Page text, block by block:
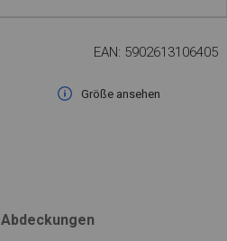
EAN: 5902613106405
Größe ansehen
Abdeckungen